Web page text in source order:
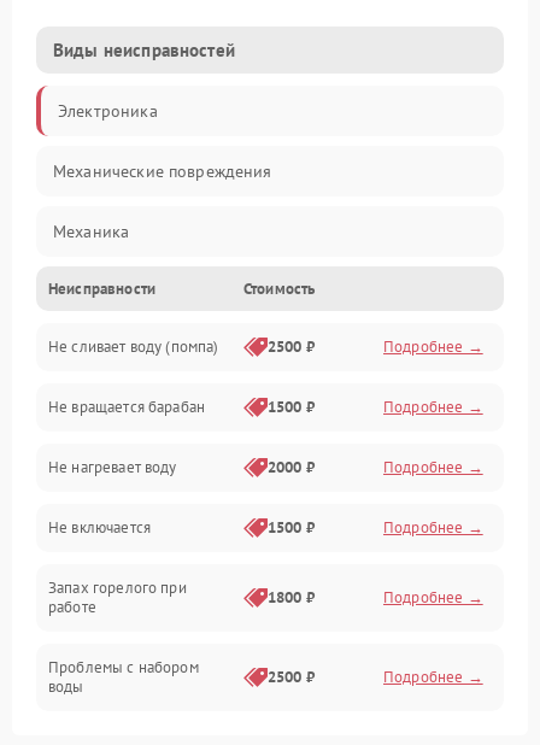
Виды неисправностей
Электроника
Механические повреждения
Механика
Электропитание
Водоснабжение
Слив
Программное обеспечение
Неисправности Стоимость
Не сливает воду (помпа) 2500 ₽ Подробнее →
Не вращается барабан 1500 ₽ Подробнее →
Не нагревает воду 2000 ₽ Подробнее →
Не включается 1500 ₽ Подробнее →
Запах горелого при
работе
1800 ₽ Подробнее →
Проблемы с набором
воды
2500 ₽ Подробнее →